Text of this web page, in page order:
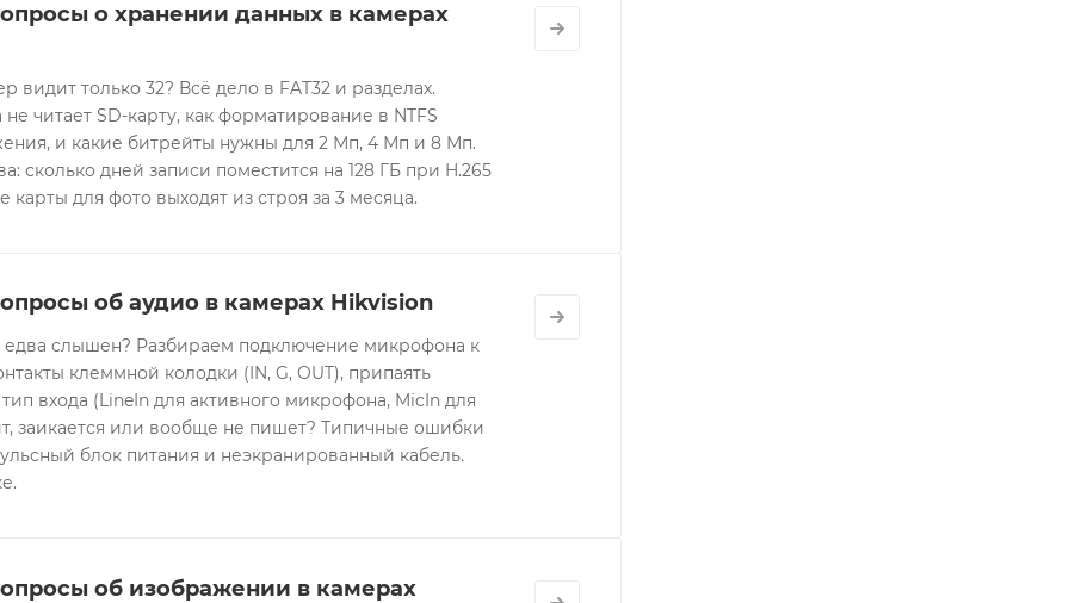
о хранении данных в камерах
видит только 32? Всё дело в FAT32 и разделах.
читает SD-карту, как форматирование в NTFS
и какие битрейты нужны для 2 Мп, 4 Мп и 8 Мп.
сколько дней записи поместится на 128 ГБ при H.265
карты для фото выходят из строя за 3 месяца.
об аудио в камерах Hikvision
едва слышен? Разбираем подключение микрофона к
клеммной колодки (IN, G, OUT), припаять
входа (LineIn для активного микрофона, MicIn для
заикается или вообще не пишет? Типичные ошибки
блок питания и неэкранированный кабель.
об изображении в камерах